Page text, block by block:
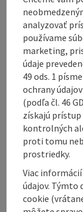
Contact
Opening
Arrival
Suitability
analyzovať
používame
marketing,
údaje
49 ods. 1
ochrany
(podľa čl. 46
získajú prístup
kontrolných
proti tomu
prostriedky.
Viac
údajov. Týmto
cookie